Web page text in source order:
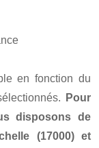
en fonction du
Pour
disposons de
(17000) et